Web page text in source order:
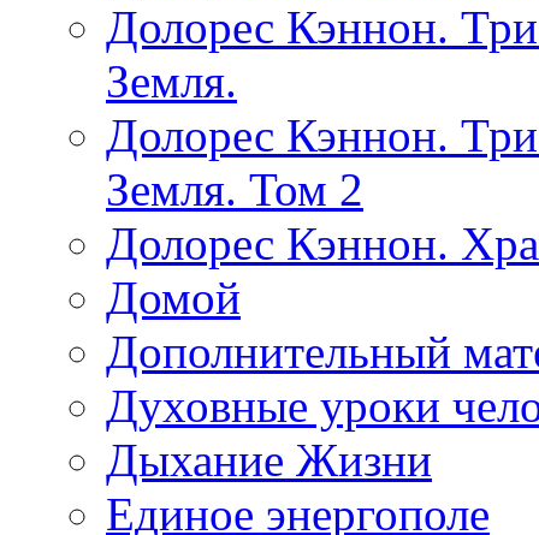
Долорес Кэннон.
Земля.
Долорес Кэннон.
Земля. Том 2
Долорес Кэннон.
Домой
Дополнительный
Духовные уроки
Дыхание Жизни
Единое энергополе